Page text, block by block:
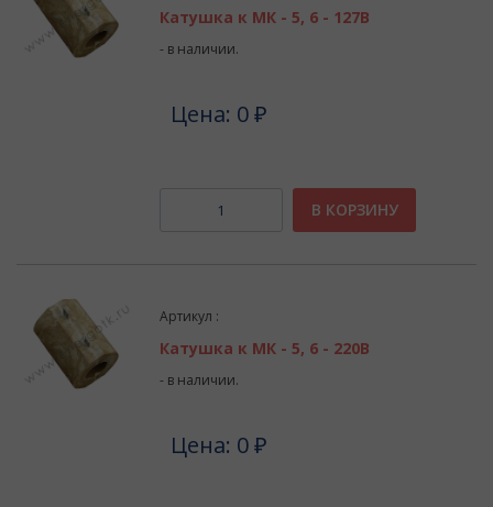
Катушка к МК - 5, 6 - 127В
- в наличии.
Цена: 0 ₽
В КОРЗИНУ
Артикул :
Катушка к МК - 5, 6 - 220В
- в наличии.
Цена: 0 ₽